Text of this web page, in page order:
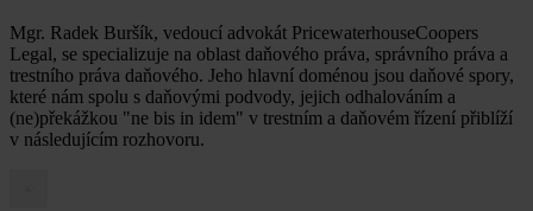
Mgr. Radek Buršík, vedoucí advokát PricewaterhouseCoopers
Legal, se specializuje na oblast daňového práva, správního práva a
trestního práva daňového. Jeho hlavní doménou jsou daňové spory,
které nám spolu s daňovými podvody, jejich odhalováním a
(ne)překážkou "ne bis in idem" v trestním a daňovém řízení přiblíží
v následujícím rozhovoru.